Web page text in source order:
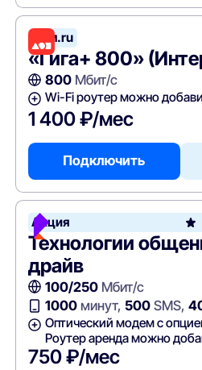
Дом.ru
«Гига+ 800»
800Мбит/с
Wi-Fi роутер можно
1 400 ₽/мес
Подключить
Акция
Технологии
драйв
100/250Мбит/с
1000минут, 500SMS,
Оптический модем с
Роутер аренда можно
750 ₽/мес